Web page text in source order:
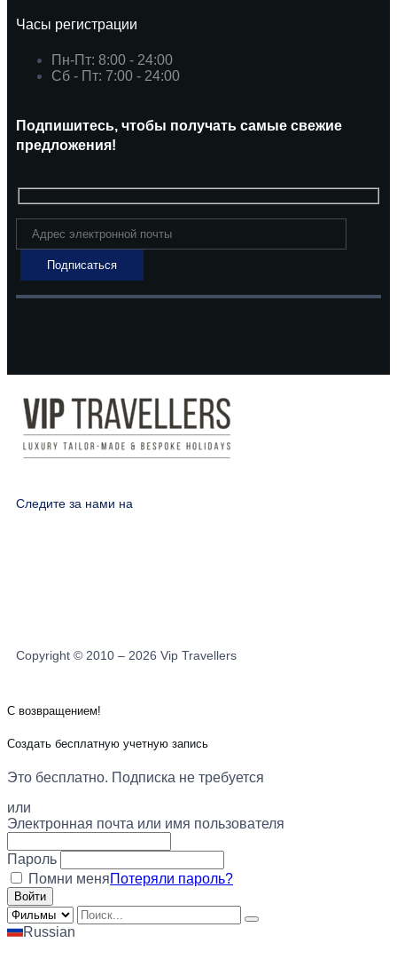
Часы регистрации
Пн-Пт: 8:00 - 24:00
Сб - Пт: 7:00 - 24:00
Подпишитесь, чтобы получать самые свежие
предложения!
Следите за нами на
Copyright © 2010 – 2026 Vip Travellers
С возвращением!
Создать бесплатную учетную запись
Это бесплатно. Подписка не требуется
или
Электронная почта или имя пользователя
Пароль
Помни меняПотеряли пароль?
Russian